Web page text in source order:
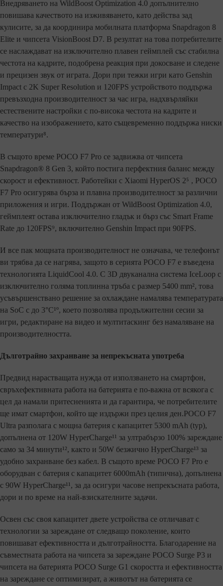
Внедряването на WildBoost Optimization 4.0 допълнително
повишава качеството на изживяването, като действа зад
кулисите, за да координира мобилната платформа Snapdragon 8
Elite и чипсета VisionBoost D7. В резултат на това потребителите
се наслаждават на изключително плавен геймплей със стабилна
честота на кадрите, подобрена реакция при докосване и следене
и прецизен звук от играта. Дори при тежки игри като Genshin
Impact с 2K Super Resolution и 120FPS устройството поддържа
превъзходна производителност за час игра, надхвърляйки
естествените настройки с по-висока честота на кадрите и
качество на изображението, като същевременно поддържа ниски
температури⁸.
В същото време POCO F7 Pro се задвижва от чипсета
Snapdragon® 8 Gen 3, който постига перфектния баланс между
скорост и ефективност. Работейки с Xiaomi HyperOS 2⁵ , POCO
F7 Pro осигурява бърза и плавна производителност за различни
приложения и игри. Поддържан от WildBoost Optimization 4.0,
геймплеят остава изключително гладък и бърз със Smart Frame
Rate до 120FPS⁹, включително Genshin Impact при 90FPS.
И все пак мощната производителност не означава, че телефонът
ви трябва да се нагрява, защото в серията POCO F7 е въведена
технологията LiquidCool 4.0. С 3D двуканална система IceLoop с
изключително голяма топлинна тръба с размер 5400 mm², това
усъвършенствано решение за охлаждане намалява температурата
на SoC с до 3°C¹º, което позволява продължителни сесии за
игри, редактиране на видео и мултитаскинг без намаляване на
производителността.
Дълготрайно захранване за непрекъсната употреба
Предвид нарастващата нужда от използването на смартфон,
свръхефективната работа на батерията е по-важна от всякога с
цел да намали притесненията и да гарантира, че потребителите
ще имат смартфон, който ще издържи през целия ден.POCO F7
Ultra разполага с мощна батерия с капацитет 5300 mAh (typ),
допълнена от 120W HyperCharge¹¹ за ултрабързо 100% зареждане
само за 34 минути¹², както и 50W безжично HyperCharge¹³ за
удобно захранване без кабел. В същото време POCO F7 Pro е
оборудван с батерия с капацитет 6000mAh (типична), допълнена
с 90W HyperCharge¹¹, за да осигури часове непрекъсната работа,
дори и по време на най-взискателните задачи.
Освен със своя капацитет двете устройства се отличават с
технологии за зареждане от следващо поколение, които
повишават ефективността и дълготрайността. Благодарение на
съвместната работа на чипсета за зареждане POCO Surge P3 и
чипсета на батерията POCO Surge G1 скоростта и ефективността
на зареждане се оптимизират, а животът на батерията се